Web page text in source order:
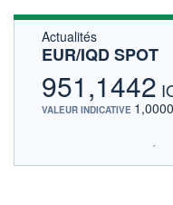
Actualités
EUR/IQD SPOT
951,1442
VALEUR INDICATIVE
SIX - FOREX 2 DONNÉES
Politique d'exécution